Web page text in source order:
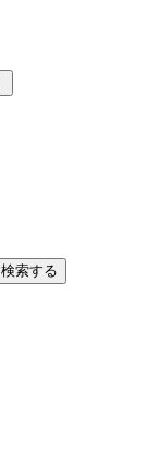
検索する